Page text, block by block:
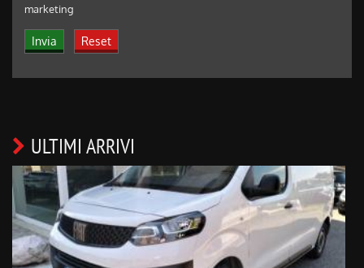
marketing
ULTIMI ARRIVI